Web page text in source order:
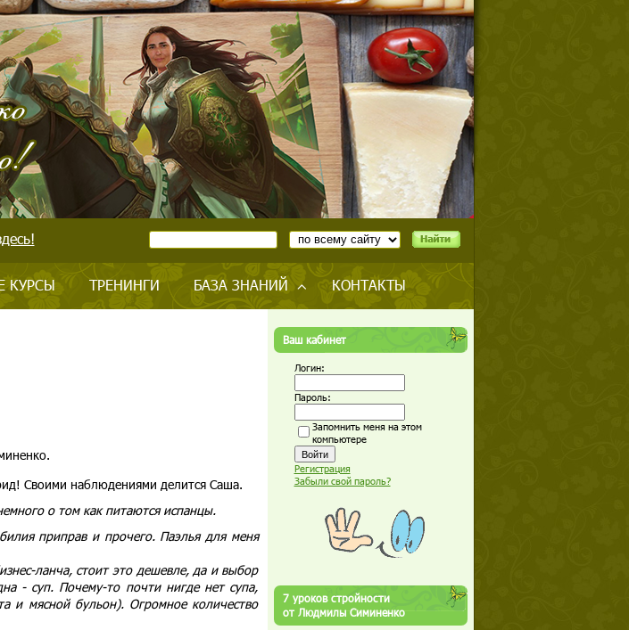
КУРСЫ ТРЕНИНГИ БАЗА ЗНАНИЙ КОНТАКТЫ
Своими наблюдениями делится Саша.
о том как питаются испанцы.
приправ и прочего. Паэлья для меня
ланча, стоит это дешевле, да и выбор
- суп. Почему-то почти нигде нет супа,
и мясной бульон). Огромное количество
Ваш кабинет
Логин:
Пароль:
Запомнить меня на этом
компьютере
Регистрация
Забыли свой пароль?
7 уроков стройности
от Людмилы Симиненко